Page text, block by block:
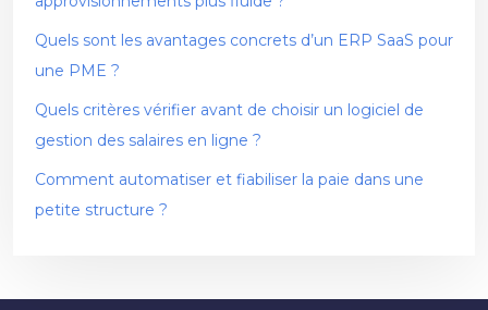
Quels sont les avantages concrets d’un ERP SaaS pour
une PME ?
Quels critères vérifier avant de choisir un logiciel de
gestion des salaires en ligne ?
Comment automatiser et fiabiliser la paie dans une
petite structure ?